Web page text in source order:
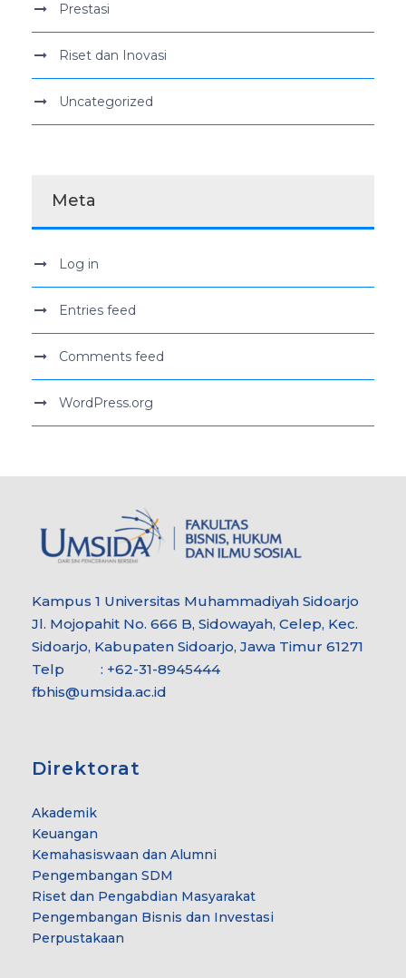
Prestasi
Riset dan Inovasi
Uncategorized
Meta
Log in
Entries feed
Comments feed
WordPress.org
Kampus 1 Universitas Muhammadiyah Sidoarjo
Jl. Mojopahit No. 666 B, Sidowayah, Celep, Kec.
Sidoarjo, Kabupaten Sidoarjo, Jawa Timur 61271
Telp : +62-31-8945444
fbhis@umsida.ac.id
Direktorat
Akademik
Keuangan
Kemahasiswaan dan Alumni
Pengembangan SDM
Riset dan Pengabdian Masyarakat
Pengembangan Bisnis dan Investasi
Perpustakaan